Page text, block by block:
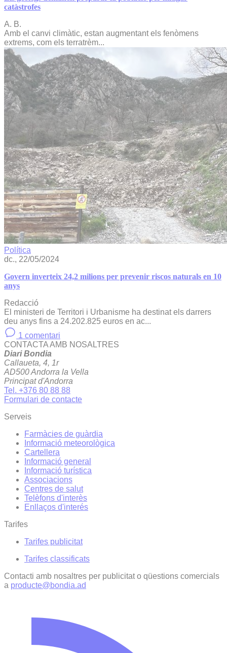
catàstrofes
A. B.
Amb el canvi climàtic, estan augmentant els fenòmens
extrems, com els terratrèm...
Política
dc., 22/05/2024
Govern inverteix 24,2 milions per prevenir riscos naturals en 10
anys
Redacció
El ministeri de Territori i Urbanisme ha destinat els darrers
deu anys fins a 24.202.825 euros en ac...
1 comentari
CONTACTA AMB NOSALTRES
Diari Bondia
Callaueta, 4, 1r
AD500 Andorra la Vella
Principat d'Andorra
Tel. +376 80 88 88
Formulari de contacte
Serveis
Farmàcies de guàrdia
Informació meteorològica
Cartellera
Informació general
Informació turística
Associacions
Centres de salut
Telèfons d'interès
Enllaços d'interés
Tarifes
Tarifes publicitat
Tarifes classificats
Contacti amb nosaltres per publicitat o qüestions comercials
a producte@bondia.ad